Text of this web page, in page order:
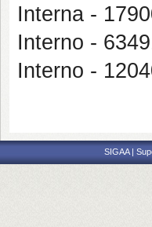
Interna -
Interno -
Interno -
SIGAA |